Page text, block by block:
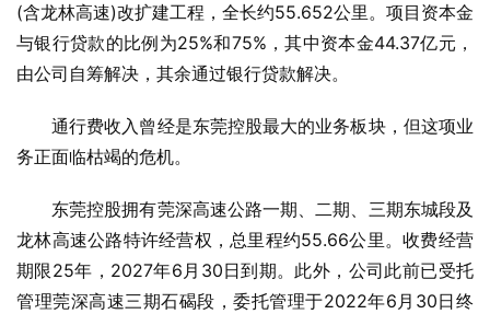
(含龙林高速)改扩建工程，全长约55.652公里。项目资本金
与银行贷款的比例为25%和75%，其中资本金44.37亿元，
由公司自筹解决，其余通过银行贷款解决。
通行费收入曾经是东莞控股最大的业务板块，但这项业
务正面临枯竭的危机。
东莞控股拥有莞深高速公路一期、二期、三期东城段及
龙林高速公路特许经营权，总里程约55.66公里。收费经营
期限25年，2027年6月30日到期。此外，公司此前已受托
管理莞深高速三期石碣段，委托管理于2022年6月30日终